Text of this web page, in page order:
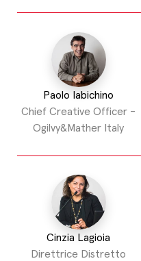
Paolo Iabichino
Chief Creative Officer -
Ogilvy&Mather Italy
Cinzia Lagioia
Direttrice Distretto